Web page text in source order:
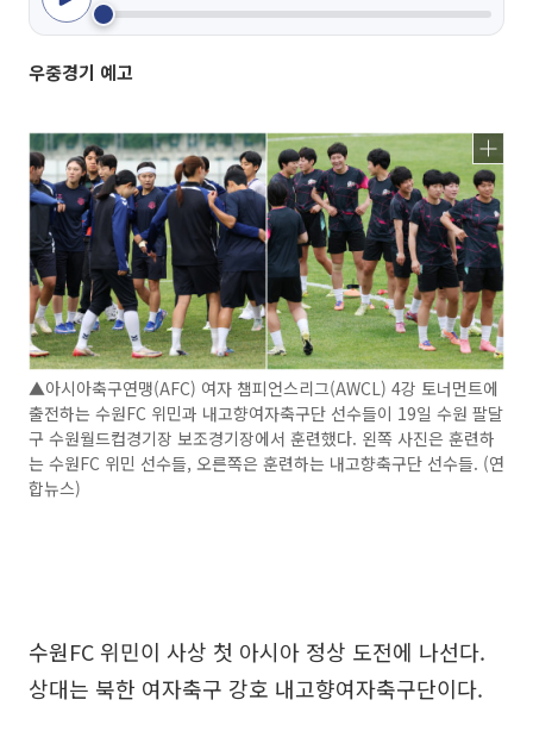
우중경기 예고
▲아시아축구연맹(AFC) 여자 챔피언스리그(AWCL) 4강 토너먼트에
출전하는 수원FC 위민과 내고향여자축구단 선수들이 19일 수원 팔달
구 수원월드컵경기장 보조경기장에서 훈련했다. 왼쪽 사진은 훈련하
는 수원FC 위민 선수들, 오른쪽은 훈련하는 내고향축구단 선수들. (연
합뉴스)
수원FC 위민이 사상 첫 아시아 정상 도전에 나선다.
상대는 북한 여자축구 강호 내고향여자축구단이다.